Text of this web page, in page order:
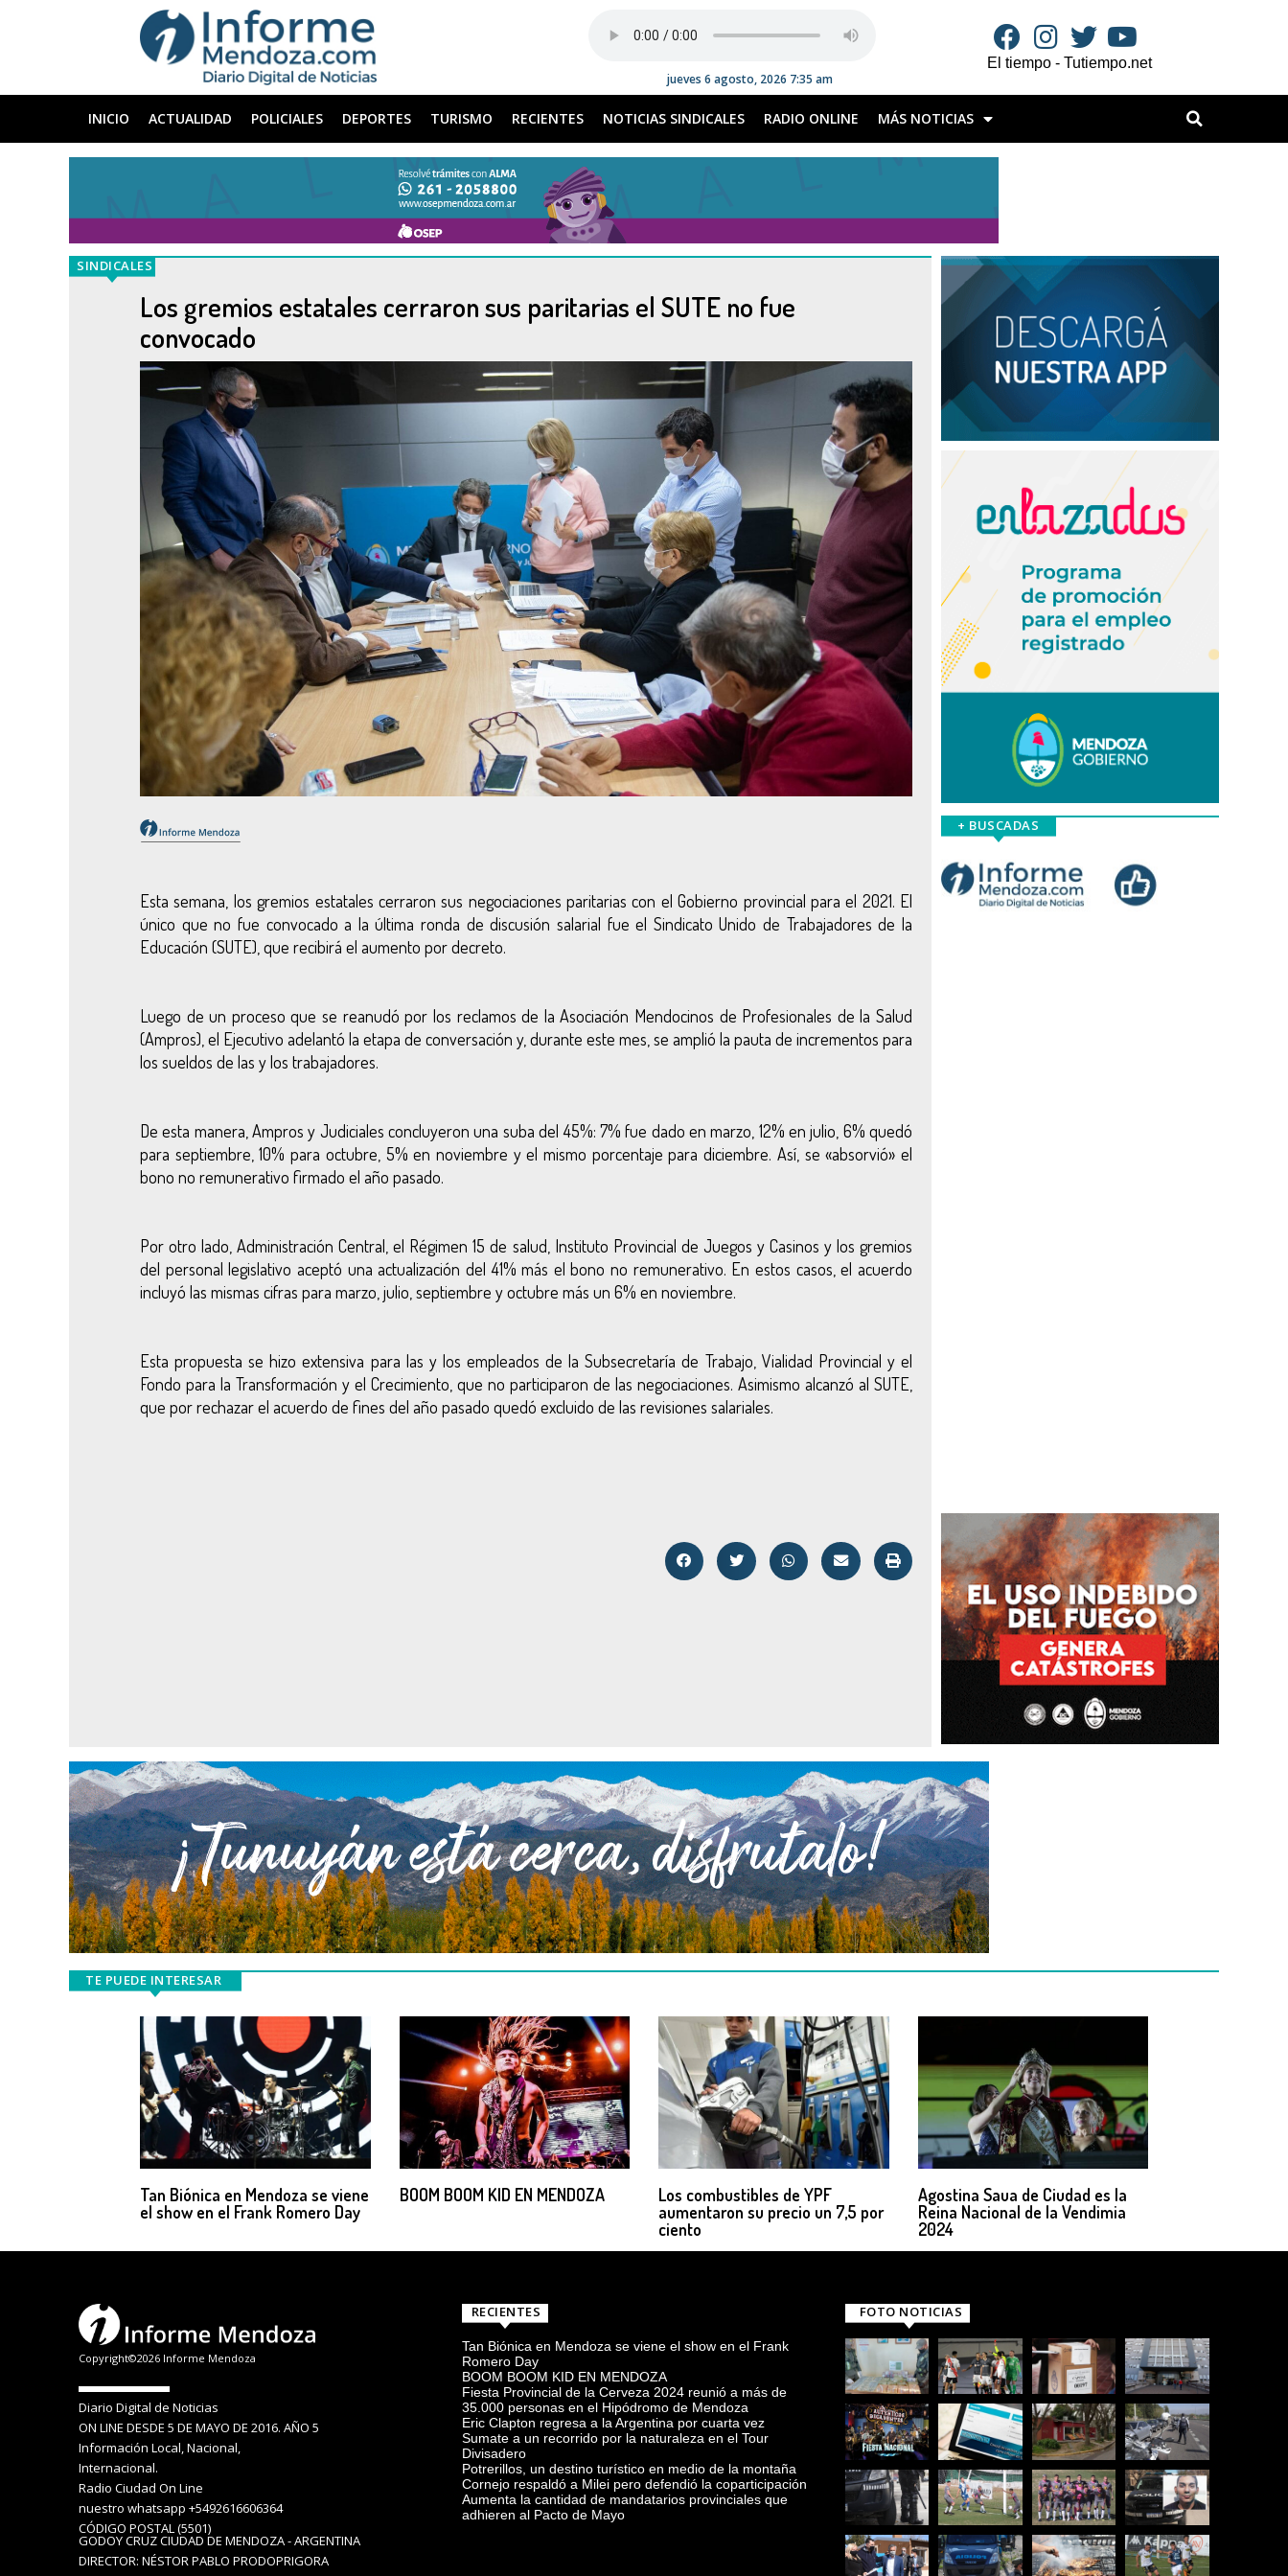
jueves 6 agosto, 2026 7:35 am
El tiempo - Tutiempo.net
INICIO ACTUALIDAD POLICIALES DEPORTES TURISMO RECIENTES NOTICIAS SINDICALES RADIO ONLINE MÁS NOTICIAS
SINDICALES
Los gremios estatales cerraron sus paritarias el SUTE no fue
convocado
Esta semana, los gremios estatales cerraron sus negociaciones paritarias con el Gobierno provincial para el 2021. El
único que no fue convocado a la última ronda de discusión salarial fue el Sindicato Unido de Trabajadores de la
Educación (SUTE), que recibirá el aumento por decreto.
Luego de un proceso que se reanudó por los reclamos de la Asociación Mendocinos de Profesionales de la Salud
(Ampros), el Ejecutivo adelantó la etapa de conversación y, durante este mes, se amplió la pauta de incrementos para
los sueldos de las y los trabajadores.
De esta manera, Ampros y Judiciales concluyeron una suba del 45%: 7% fue dado en marzo, 12% en julio, 6% quedó
para septiembre, 10% para octubre, 5% en noviembre y el mismo porcentaje para diciembre. Así, se «absorvió» el
bono no remunerativo firmado el año pasado.
Por otro lado,Administración Central, el Régimen 15 de salud, Instituto Provincial de Juegos y Casinos y los gremios
del personal legislativo aceptó una actualización del 41% más el bono no remunerativo. En estos casos, el acuerdo
incluyó las mismas cifras para marzo, julio, septiembre y octubre más un 6% en noviembre.
Esta propuesta se hizo extensiva para las y los empleados de la Subsecretaría de Trabajo, Vialidad Provincial y el
Fondo para la Transformación y el Crecimiento, que no participaron de las negociaciones. Asimismo alcanzó al SUTE,
que por rechazar el acuerdo de fines del año pasado quedó excluido de las revisiones salariales.
+ BUSCADAS
TE PUEDE INTERESAR
Tan Biónica en Mendoza se viene
el show en el Frank Romero Day
BOOM BOOM KID EN MENDOZA
Los combustibles de YPF
aumentaron su precio un 7,5 por
ciento
Agostina Saua de Ciudad es la
Reina Nacional de la Vendimia
2024
Copyright©2026 Informe Mendoza
Diario Digital de Noticias
ON LINE DESDE 5 DE MAYO DE 2016. AÑO 5
Información Local, Nacional,
Internacional.
Radio Ciudad On Line
nuestro whatsapp +5492616606364
CÓDIGO POSTAL (5501)
GODOY CRUZ CIUDAD DE MENDOZA - ARGENTINA
DIRECTOR: NÉSTOR PABLO PRODOPRIGORA
RECIENTES
Tan Biónica en Mendoza se viene el show en el Frank
Romero Day
BOOM BOOM KID EN MENDOZA
Fiesta Provincial de la Cerveza 2024 reunió a más de
35.000 personas en el Hipódromo de Mendoza
Eric Clapton regresa a la Argentina por cuarta vez
Sumate a un recorrido por la naturaleza en el Tour
Divisadero
Potrerillos, un destino turístico en medio de la montaña
Cornejo respaldó a Milei pero defendió la coparticipación
Aumenta la cantidad de mandatarios provinciales que
adhieren al Pacto de Mayo
FOTO NOTICIAS